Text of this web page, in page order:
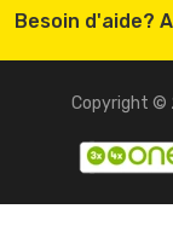
Besoin d'aide?
Copyright ©